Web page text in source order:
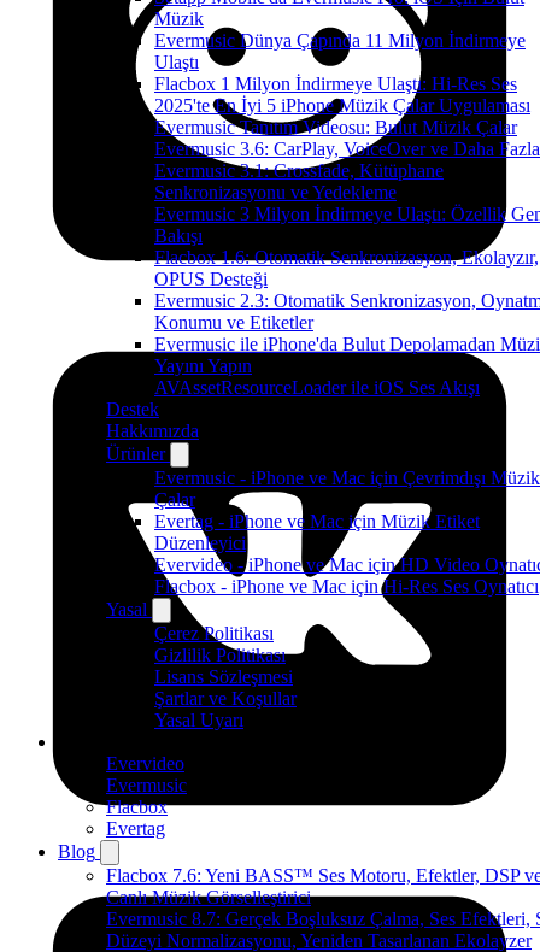
Müzik
Evermusic Dünya Çapında 11 Milyon İndirmeye
Ulaştı
Flacbox 1 Milyon İndirmeye Ulaştı: Hi-Res Ses
2025'te En İyi 5 iPhone Müzik Çalar Uygulaması
Evermusic Tanıtım Videosu: Bulut Müzik Çalar
Evermusic 3.6: CarPlay, VoiceOver ve Daha
Evermusic 3.1: Crossfade, Kütüphane
Senkronizasyonu ve Yedekleme
Evermusic 3 Milyon İndirmeye Ulaştı: Özellik
Bakışı
Flacbox 1.6: Otomatik Senkronizasyon, Ekolayzır,
OPUS Desteği
Evermusic 2.3: Otomatik Senkronizasyon,
Konumu ve Etiketler
Evermusic ile iPhone'da Bulut Depolamadan
Yayını Yapın
AVAssetResourceLoader ile iOS Ses Akışı
Destek
Hakkımızda
Ürünler
Evermusic - iPhone ve Mac için Çevrimdışı Müzik
Çalar
Evertag - iPhone ve Mac için Müzik Etiket
Düzenleyici
Evervideo - iPhone ve Mac için HD Video
Flacbox - iPhone ve Mac için Hi-Res Ses Oynatıcı
Yasal
Çerez Politikası
Gizlilik Politikası
Lisans Sözleşmesi
Şartlar ve Koşullar
Yasal Uyarı
Evervideo
Evermusic
Flacbox
Evertag
Blog
Flacbox 7.6: Yeni BASS™ Ses Motoru, Efektler, DSP
Canlı Müzik Görselleştirici
Evermusic 8.7: Gerçek Boşluksuz Çalma, Ses Efektleri,
Düzeyi Normalizasyonu, Yeniden Tasarlanan Ekolayzer